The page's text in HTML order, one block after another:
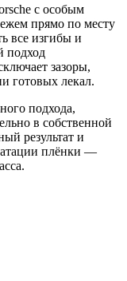
с особым
прямо по месту
все изгибы и
подход
зазоры,
готовых лекал.
подхода,
в собственной
результат и
плёнки —